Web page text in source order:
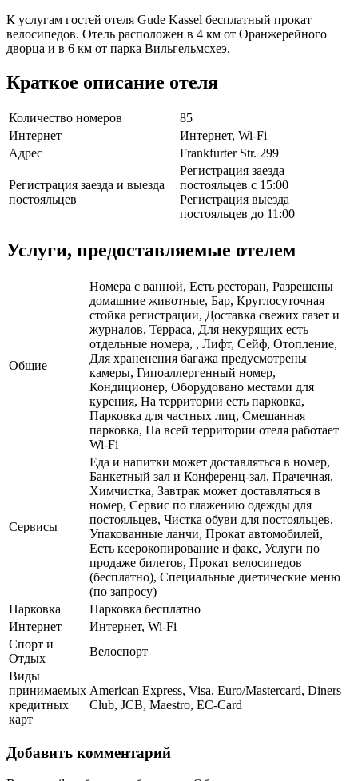
К услугам гостей отеля Gude Kassel бесплатный прокат
велосипедов. Отель расположен в 4 км от Оранжерейного
дворца и в 6 км от парка Вильгельмсхеэ.
Краткое описание отеля
Количество номеров
85
Интернет
Интернет, Wi-Fi
Адрес
Frankfurter Str. 299
Регистрация заезда и выезда
постояльцев
Регистрация заезда
постояльцев с 15:00
Регистрация выезда
постояльцев до 11:00
Услуги, предоставляемые отелем
Общие
Номера с ванной, Есть ресторан, Разрешены
домашние животные, Бар, Круглосуточная
стойка регистрации, Доставка свежих газет и
журналов, Терраса, Для некурящих есть
отдельные номера, , Лифт, Сейф, Отопление,
Для храненения багажа предусмотрены
камеры, Гипоаллергенный номер,
Кондиционер, Оборудовано местами для
курения, На территории есть парковка,
Парковка для частных лиц, Смешанная
парковка, На всей территории отеля работает
Wi-Fi
Сервисы
Еда и напитки может доставляться в номер,
Банкетный зал и Конференц-зал, Прачечная,
Химчистка, Завтрак может доставляться в
номер, Сервис по глажению одежды для
постояльцев, Чистка обуви для постояльцев,
Упакованные ланчи, Прокат автомобилей,
Есть ксерокопирование и факс, Услуги по
продаже билетов, Прокат велосипедов
(бесплатно), Специальные диетические меню
(по запросу)
Парковка
Парковка бесплатно
Интернет
Интернет, Wi-Fi
Спорт и
Отдых
Велоспорт
Виды
принимаемых
кредитных
карт
American Express, Visa, Euro/Mastercard, Diners
Club, JCB, Maestro, EC-Card
Добавить комментарий